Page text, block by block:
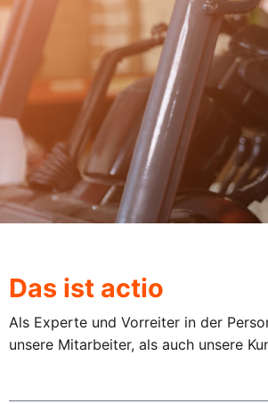
Das ist actio
Als Experte und Vorreiter in der
unsere Mitarbeiter, als auch unsere